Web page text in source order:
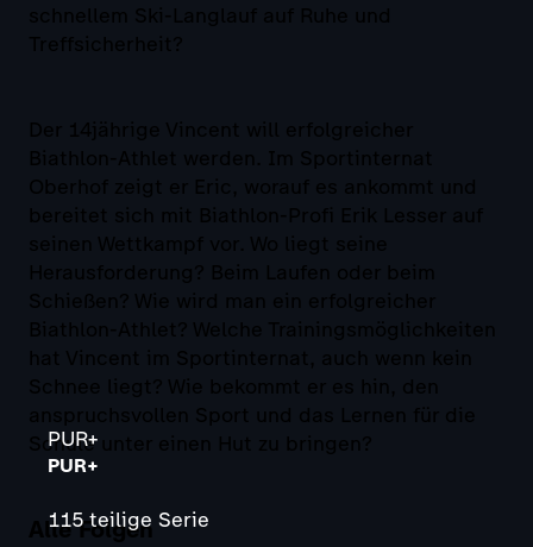
schnellem Ski-Langlauf auf Ruhe und
Treffsicherheit?
Der 14jährige Vincent will erfolgreicher
Biathlon-Athlet werden. Im Sportinternat
Oberhof zeigt er Eric, worauf es ankommt und
bereitet sich mit Biathlon-Profi Erik Lesser auf
seinen Wettkampf vor. Wo liegt seine
Herausforderung? Beim Laufen oder beim
Schießen? Wie wird man ein erfolgreicher
Biathlon-Athlet? Welche Trainingsmöglichkeiten
hat Vincent im Sportinternat, auch wenn kein
Schnee liegt? Wie bekommt er es hin, den
anspruchsvollen Sport und das Lernen für die
Schule unter einen Hut zu bringen?
Alle Folgen
PUR+
PUR+
115 teilige Serie